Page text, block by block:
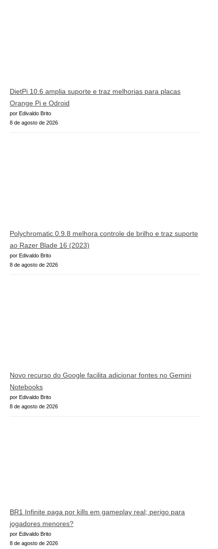
DietPi 10.6 amplia suporte e traz melhorias para placas
Orange Pi e Odroid
por Edivaldo Brito
8 de agosto de 2026
Polychromatic 0.9.8 melhora controle de brilho e traz suporte
ao Razer Blade 16 (2023)
por Edivaldo Brito
8 de agosto de 2026
Novo recurso do Google facilita adicionar fontes no Gemini
Notebooks
por Edivaldo Brito
8 de agosto de 2026
BR1 Infinite paga por kills em gameplay real; perigo para
jogadores menores?
por Edivaldo Brito
8 de agosto de 2026